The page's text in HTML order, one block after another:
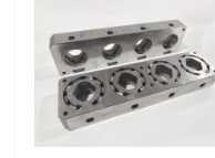
Fabrik-Ausflug
Qualitätskontrolle